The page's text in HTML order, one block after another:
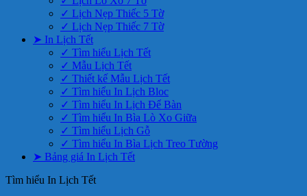
✓ Lịch Nẹp Thiếc 5 Tờ
✓ Lịch Nẹp Thiếc 7 Tờ
➤ In Lịch Tết
✓ Tìm hiểu Lịch Tết
✓ Mẫu Lịch Tết
✓ Thiết kế Mẫu Lịch Tết
✓ Tìm hiểu In Lịch Bloc
✓ Tìm hiểu In Lịch Để Bàn
✓ Tìm hiểu In Bìa Lò Xo Giữa
✓ Tìm hiểu Lịch Gỗ
✓ Tìm hiểu In Bìa Lịch Treo Tường
➤ Bảng giá In Lịch Tết
Tìm hiểu In Lịch Tết